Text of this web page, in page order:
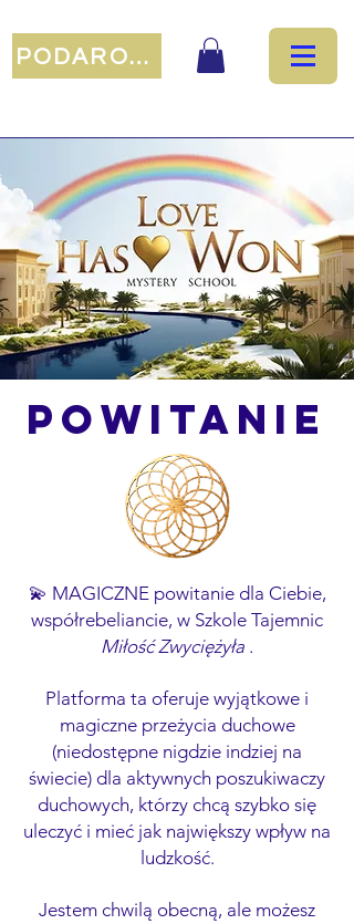
PODAROWAĆ
Powitanie
💫 MAGICZNE powitanie dla Ciebie,
współrebeliancie, w Szkole Tajemnic
Miłość Zwyciężyła .
Platforma ta oferuje wyjątkowe i
magiczne przeżycia duchowe
(niedostępne nigdzie indziej na
świecie) dla aktywnych poszukiwaczy
duchowych, którzy chcą szybko się
uleczyć i mieć jak największy wpływ na
ludzkość.
Jestem chwilą obecną, ale możesz